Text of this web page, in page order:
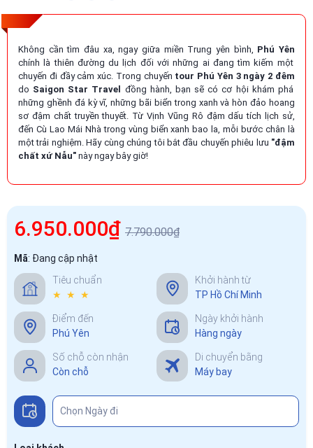
Không cần tìm đâu xa, ngay giữa miền Trung yên bình, Phú Yên
chính là thiên đường du lịch đối với những ai đang tìm kiếm một
chuyến đi đầy cảm xúc. Trong chuyến tour Phú Yên 3 ngày 2 đêm
do Saigon Star Travel
đồng hành, bạn sẽ có cơ hội khám phá
những ghềnh đá kỳ vĩ, những bãi biển trong xanh và hòn đảo hoang
sơ đậm chất truyền thuyết. Từ Vịnh Vũng Rô đậm dấu tích lịch sử,
đến Cù Lao Mái Nhà trong vùng biển xanh bao la, mỗi bước chân là
một trải nghiệm. Hãy cùng chúng tôi bắt đầu chuyến phiêu lưu "đậm
chất xứ Nẫu" này ngay bây giờ!
6.950.000₫ 7.790.000₫
Mã: Đang cập nhật
Tiêu chuẩn
★ ★ ★
Khởi hành từ
TP Hồ Chí Minh
Điểm đến
Phú Yên
Ngày khởi hành
Hàng ngày
Số chỗ còn nhận
Còn chỗ
Di chuyển bằng
Máy bay